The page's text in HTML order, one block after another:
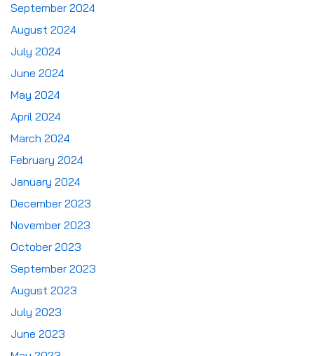
September 2024
August 2024
July 2024
June 2024
May 2024
April 2024
March 2024
February 2024
January 2024
December 2023
November 2023
October 2023
September 2023
August 2023
July 2023
June 2023